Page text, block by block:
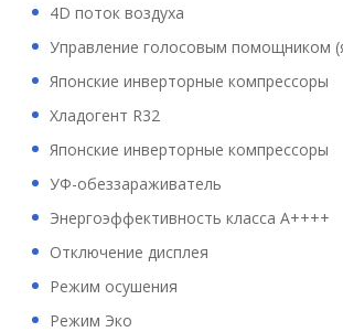
4D поток воздуха
Управление голосовым помощником
Японские инверторные компрессоры
Хладогент R32
Японские инверторные компрессоры
УФ-обеззараживатель
Энергоэффективность класса А++++
Отключение дисплея
Режим осушения
Режим Эко